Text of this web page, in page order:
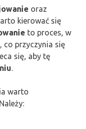
oraz
kierować się
to proces, w
co przyczynia się
się, aby tę
.
warto